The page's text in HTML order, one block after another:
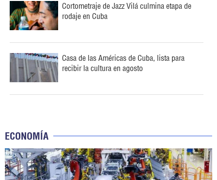
Cortometraje de Jazz Vilá culmina etapa de
rodaje en Cuba
Casa de las Américas de Cuba, lista para
recibir la cultura en agosto
ECONOMÍA